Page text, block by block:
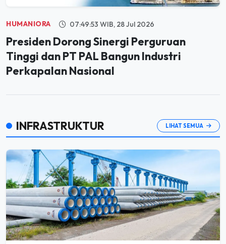
HUMANIORA 07:49:53 WIB, 28 Jul 2026
Presiden Dorong Sinergi Perguruan
Tinggi dan PT PAL Bangun Industri
Perkapalan Nasional
INFRASTRUKTUR LIHAT SEMUA